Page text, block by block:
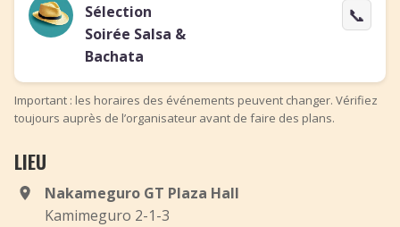
Sélection
Soirée Salsa &
Bachata
📞
Important : les horaires des événements peuvent changer. Vérifiez
toujours auprès de l’organisateur avant de faire des plans.
LIEU
Nakameguro GT Plaza Hall
Kamimeguro 2-1-3